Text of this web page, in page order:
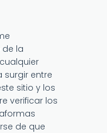
la
entre
sitio y los
verificar los
de que